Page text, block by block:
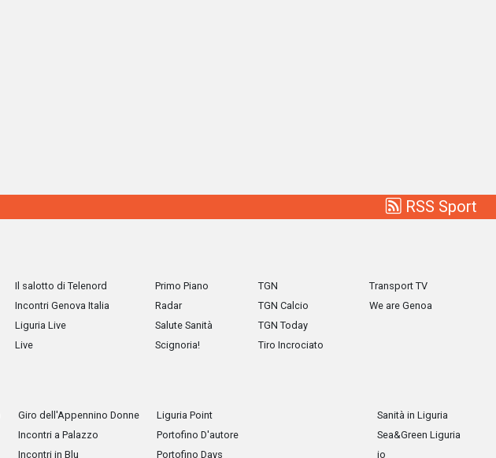
RSS Sport
Il salotto di Telenord
Incontri Genova Italia
Liguria Live
Live
Primo Piano
Radar
Salute Sanità
Scignoria!
TGN
TGN Calcio
TGN Today
Tiro Incrociato
Transport TV
We are Genoa
Giro dell'Appennino Donne
Incontri a Palazzo
Incontri in Blu
Liguria Point
Portofino D'autore
Portofino Days
Sanità in Liguria
Sea&Green Liguria
io